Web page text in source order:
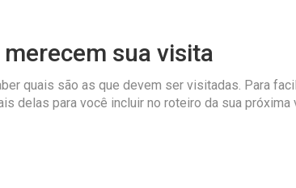
sua visita
quais são as que devem ser visitadas. Para
delas para você incluir no roteiro da sua próxima